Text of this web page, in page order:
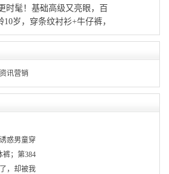
时髦！基础高级又亮眼，百
岁，穿条纹衬衫+牛仔裤，
资讯营销
惑男童穿
裤；第384
，却被我